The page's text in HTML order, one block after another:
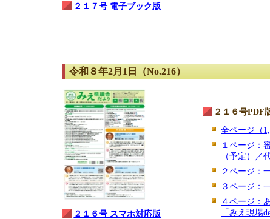
２１７号 電子ブック版
令和８年2月1日（No.216）
２１６号 スマホ対応版
２１６号PDF
全ページ（
１ページ：
（予定）／
２ページ：
３ページ：
４ページ：
「みえ現場